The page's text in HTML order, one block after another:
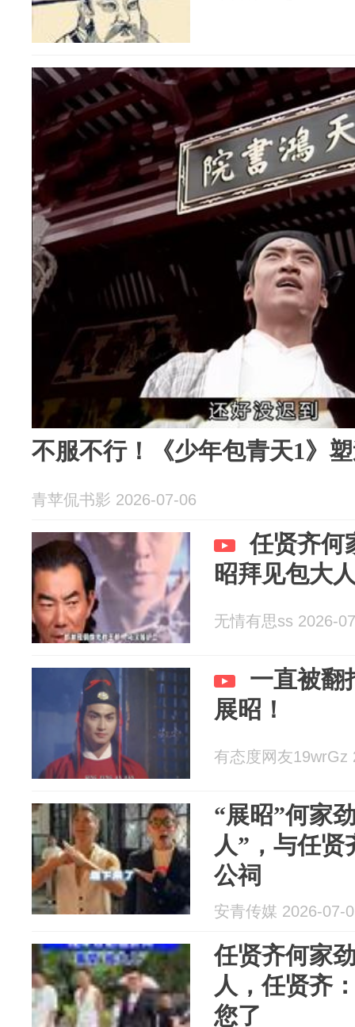
不服不行！《少年包青天1》
青苹侃书影 2026-07-06
任贤齐何
昭拜见包大
无情有思ss 2026-
一直被翻
展昭！
有态度网友19wrGz
“展昭”何家
人”，与任
公祠
安青传媒 2026-07-
任贤齐何家
人，任贤齐
您了